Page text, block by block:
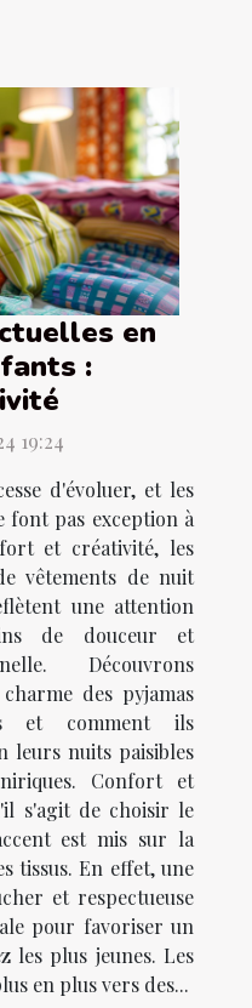
en
:
19:24
d'évoluer, et les
font pas exception à
et créativité, les
vêtements de nuit
une attention
de douceur et
Découvrons
des pyjamas
et comment ils
leurs nuits paisibles
Confort et
s'agit de choisir le
est mis sur la
tissus. En effet, une
et respectueuse
pour favoriser un
les plus jeunes. Les
en plus vers des...